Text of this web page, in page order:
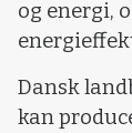
og energi,
Dansk
kan